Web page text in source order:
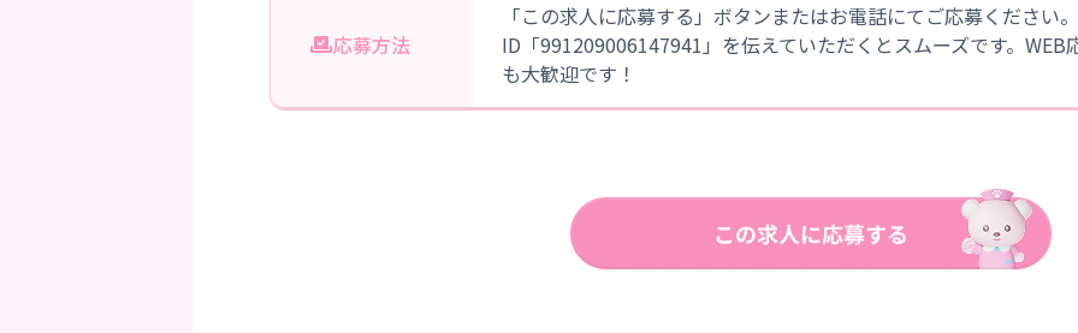
応募方法
「この求人に応募する」ボタンまたはお電話にてご応募ください
ID「991209006147941」を伝えていただくとスムーズです。WEB
も大歓迎です！